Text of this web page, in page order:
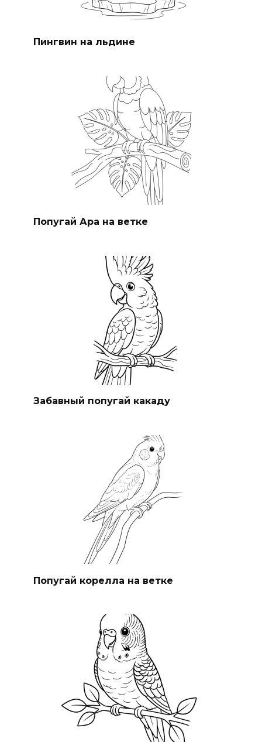
Пингвин на льдине
Попугай Ара на ветке
Забавный попугай какаду
Попугай корелла на ветке